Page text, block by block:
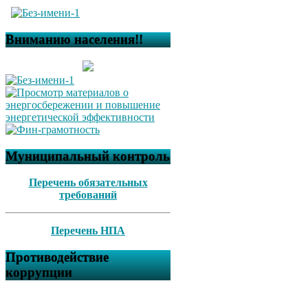
Вниманию населения!!
Муниципальный контроль
Перечень обязательных
требований
Перечень НПА
Противодействие
коррупции